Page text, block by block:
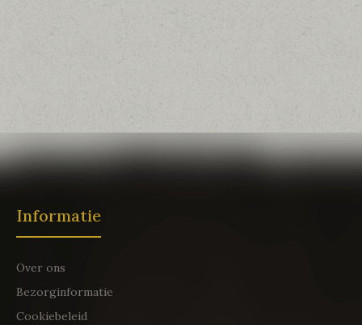
Informatie
Over ons
Bezorginformatie
Cookiebeleid